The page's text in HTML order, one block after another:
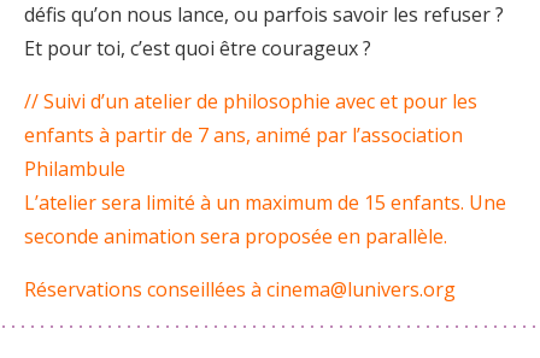
défis qu’on nous lance, ou parfois savoir les refuser ?
Et pour toi, c’est quoi être courageux ?
// Suivi d’un atelier de philosophie avec et pour les
enfants à partir de 7 ans, animé par l’association
Philambule
L’atelier sera limité à un maximum de 15 enfants. Une
seconde animation sera proposée en parallèle.
Réservations conseillées à cinema@lunivers.org